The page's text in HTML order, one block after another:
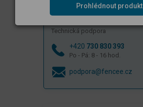
Prohlédnout produkt
Potřebujete radu?
Technická podpora
+420 730 830 393
Po - Pá: 8 - 16 hod.
podpora@fencee.cz